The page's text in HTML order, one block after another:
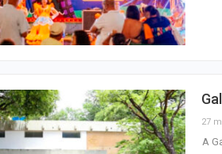
27
A